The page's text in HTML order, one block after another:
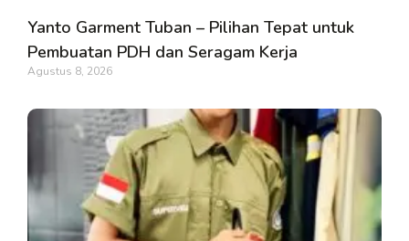
Yanto Garment Tuban – Pilihan Tepat untuk
Pembuatan PDH dan Seragam Kerja
Agustus 8, 2026